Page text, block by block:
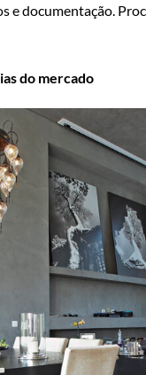
e documentação.
do mercado